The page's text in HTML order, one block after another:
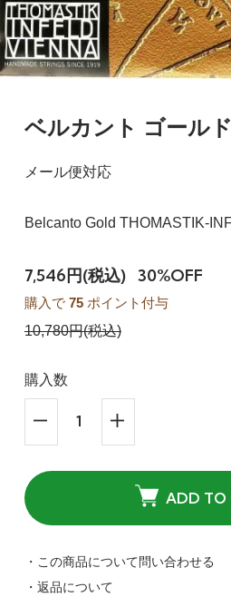
ベルカント ゴール
メール便対応
Belcanto Gold THOMASTIK-
7,546円(税込) 30%OFF
購入で 75ポイント付与
10,780円(税込)
購入数
ADD TO
・この商品について問い合わせる
・返品について